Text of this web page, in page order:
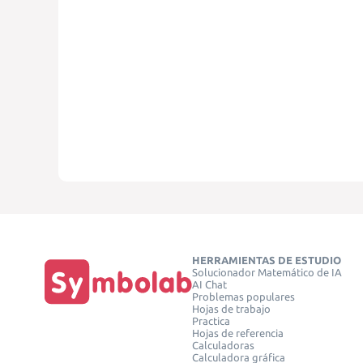
HERRAMIENTAS DE ESTUDIO
Solucionador Matemático de IA
AI Chat
Problemas populares
Hojas de trabajo
Practica
Hojas de referencia
Calculadoras
Calculadora gráfica